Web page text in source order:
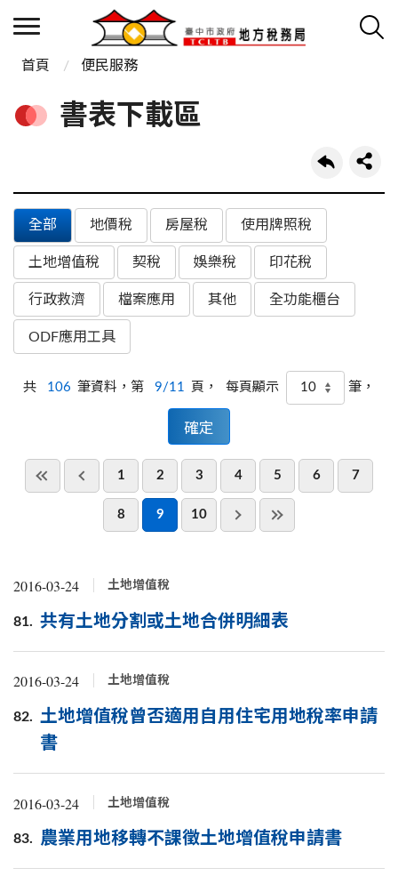
首頁 便民服務
書表下載區
全部 地價稅 房屋稅 使用牌照稅
土地增值稅 契稅 娛樂稅 印花稅
行政救濟 檔案應用 其他 全功能櫃台
ODF應用工具
共 106 筆資料，第 9/11 頁， 每頁顯示 筆，
1 2 3 4 5 6 7
8 9 10
2016-03-24 土地增值稅
81. 共有土地分割或土地合併明細表
2016-03-24 土地增值稅
82. 土地增值稅曾否適用自用住宅用地稅率申請
書
2016-03-24 土地增值稅
83. 農業用地移轉不課徵土地增值稅申請書